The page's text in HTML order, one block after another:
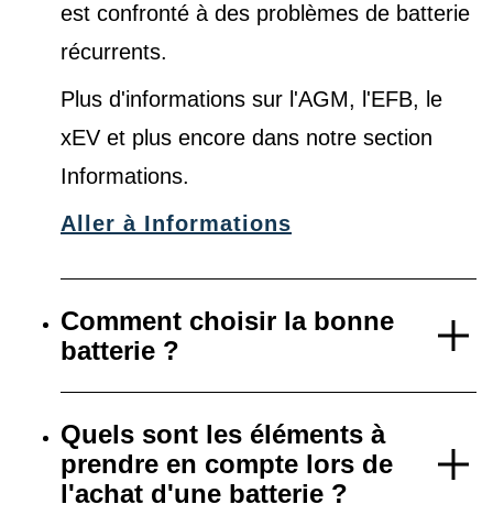
est confronté à des problèmes de batterie
récurrents.
Plus d'informations sur l'AGM, l'EFB, le
xEV et plus encore dans notre section
Informations.
Aller à Informations
Comment choisir la bonne
batterie ?
Quels sont les éléments à
prendre en compte lors de
l'achat d'une batterie ?